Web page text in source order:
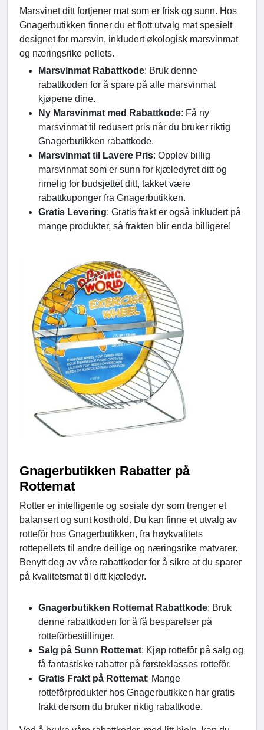
Marsvinet ditt fortjener mat som er frisk og sunn. Hos
Gnagerbutikken finner du et flott utvalg mat spesielt
designet for marsvin, inkludert økologisk marsvinmat
og næringsrike pellets.
Marsvinmat Rabattkode: Bruk denne
rabattkoden for å spare på alle marsvinmat
kjøpene dine.
Ny Marsvinmat med Rabattkode: Få ny
marsvinmat til redusert pris når du bruker riktig
Gnagerbutikken rabattkode.
Marsvinmat til Lavere Pris: Opplev billig
marsvinmat som er sunn for kjæledyret ditt og
rimelig for budsjettet ditt, takket være
rabattkuponger fra Gnagerbutikken.
Gratis Levering: Gratis frakt er også inkludert på
mange produkter, så frakten blir enda billigere!
Gnagerbutikken Rabatter på
Rottemat
Rotter er intelligente og sosiale dyr som trenger et
balansert og sunt kosthold. Du kan finne et utvalg av
rottefôr hos Gnagerbutikken, fra høykvalitets
rottepellets til andre deilige og næringsrike matvarer.
Benytt deg av våre rabattkoder for å sikre at du sparer
på kvalitetsmat til ditt kjæledyr.
Gnagerbutikken Rottemat Rabattkode: Bruk
denne rabattkoden for å få besparelser på
rottefôrbestillinger.
Salg på Sunn Rottemat: Kjøp rottefôr på salg og
få fantastiske rabatter på førsteklasses rottefôr.
Gratis Frakt på Rottemat: Mange
rottefôrprodukter hos Gnagerbutikken har gratis
frakt dersom du bruker riktig rabattkode.